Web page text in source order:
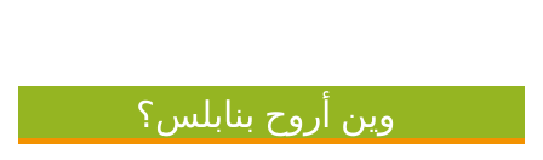
وين أروح بنابلس؟